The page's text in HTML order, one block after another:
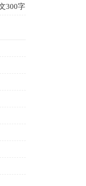
300字